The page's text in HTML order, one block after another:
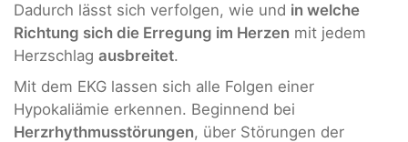
Dadurch lässt sich verfolgen, wie und in welche
Richtung sich die Erregung im Herzen mit jedem
Herzschlag ausbreitet.
Mit dem EKG lassen sich alle Folgen einer
Hypokaliämie erkennen. Beginnend bei
Herzrhythmusstörungen, über Störungen der